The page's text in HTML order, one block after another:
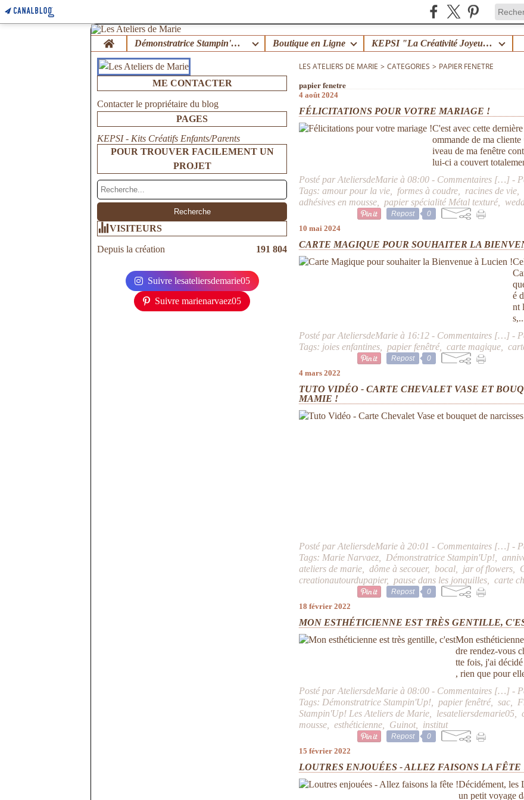
Home Démonstratrice Stampin'Up ! Boutique en Ligne KEPSI "La Créativité Joyeuse en Famille" !
ME CONTACTER
Contacter le propriétaire du blog
PAGES
KEPSI - Kits Créatifs Enfants/Parents
POUR TROUVER FACILEMENT UN
PROJET
VISITEURS
Depuis la création 191 804
Suivre lesateliersdemarie05
Suivre marienarvaez05
LES ATELIERS DE MARIE > CATEGORIES > PAPIER FENETRE
papier fenetre
4 août 2024
FÉLICITATIONS POUR VOTRE MARIAGE !
C'est avec cette
ommande de ma
iveau de ma fenêtre
lui-ci a couvert
Posté par AteliersdeMarie à 08:00 - Commentaires […] -
Tags:amour pour la vie formes à coudre racines de vie ,
adhésives en mousse
papier spécialité Métal texturé,
Repost 0
10 mai 2024
CARTE MAGIQUE POUR SOUHAITER LA
é
nt
Posté par AteliersdeMarie à 16:12 - Commentaires […] -
Tags: joies enfantines papier fenêtré,carte magique ,
Repost 0
4 mars 2022
TUTO VIDÉO - CARTE CHEVALET VASE ET
MAMIE !
Posté par AteliersdeMarie à 20:01 - Commentaires […] -
Tags: Marie Narvaez Démonstratrice Stampin'Up! ,
ateliers de marie ,dôme à secouer, bocal jar of flowers
creationautourdupapier, pause dans les jonquilles ,carte
Repost 0
18 février 2022
MON ESTHÉTICIENNE EST TRÈS GENTILLE,
Mon
dre rendez-vous
tte fois, j'ai
, rien que pour
Posté par AteliersdeMarie à 08:00 - Commentaires […] -
Tags: Démonstratrice Stampin'Up! papier fenêtré,sac
Stampin'Up! Les Ateliers de Marie
lesateliersdemarie05 ,
mousse ,esthéticienne Guinot, institut
Repost 0
15 février 2022
LOUTRES ENJOUÉES - ALLEZ FAISONS LA FÊTE
Décidément, les
un petit voyage